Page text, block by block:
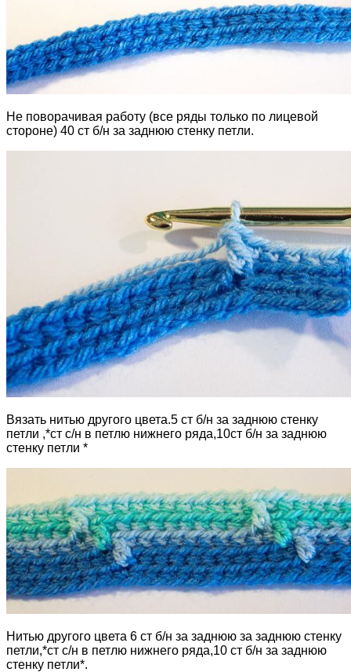
Не поворачивая работу (все ряды только по лицевой
стороне) 40 ст б/н за заднюю стенку петли.
Вязать нитью другого цвета.5 ст б/н за заднюю стенку
петли ,*ст с/н в петлю нижнего ряда,10ст б/н за заднюю
стенку петли *
Нитью другого цвета 6 ст б/н за заднюю за заднюю стенку
петли,*ст с/н в петлю нижнего ряда,10 ст б/н за заднюю
стенку петли*.